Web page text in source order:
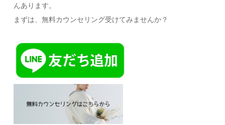
んあります。
まずは、無料カウンセリング受けてみませんか？